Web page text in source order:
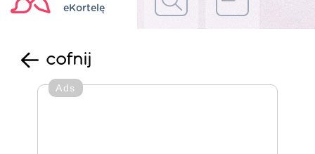
eKortelę
cofnij
Ads